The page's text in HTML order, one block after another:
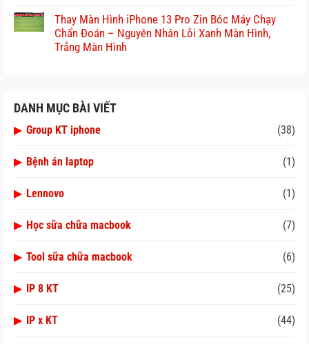
Thay Màn Hình iPhone 13 Pro Zin Bóc Máy Chạy
Chẩn Đoán – Nguyên Nhân Lỗi Xanh Màn Hình,
Trắng Màn Hình
DANH MỤC BÀI VIẾT
▶ Group KT iphone (38)
▶ Bệnh án laptop (1)
▶ Lennovo (1)
▶ Học sữa chữa macbook (7)
▶ Tool sữa chữa macbook (6)
▶ IP 8 KT (25)
▶ IP x KT (44)